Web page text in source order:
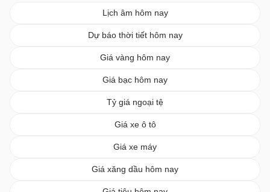
Lịch âm hôm nay
Dự báo thời tiết hôm nay
Giá vàng hôm nay
Giá bạc hôm nay
Tỷ giá ngoại tệ
Giá xe ô tô
Giá xe máy
Giá xăng dầu hôm nay